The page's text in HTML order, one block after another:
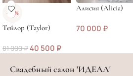
-50%
Тейлор (Taylor)
81 000₽40 500 ₽
Алисия (Alicia)
70 000 ₽
Свадебный салон 'ИДЕАЛ'